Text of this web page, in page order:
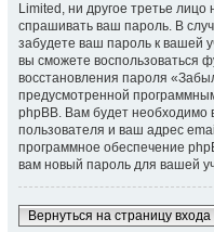
Limited, ни другое третье лицо
спрашивать ваш пароль. В
забудете ваш пароль к вашей
вы сможете воспользоваться
восстановления пароля
предусмотренной
phpBB. Вам будет необходимо
пользователя и ваш адрес
программное обеспечение
вам новый пароль для вашей
Вернуться на страницу входа